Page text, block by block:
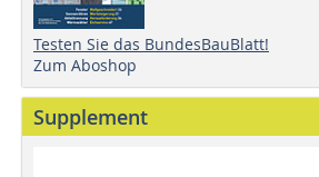
Testen Sie das BundesBauBlatt!
Zum Aboshop
Supplement